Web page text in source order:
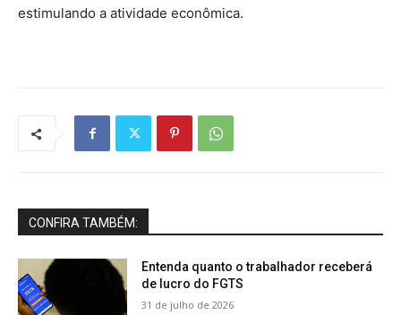
estimulando a atividade econômica.
CONFIRA TAMBÉM:
Entenda quanto o trabalhador receberá
de lucro do FGTS
31 de julho de 2026